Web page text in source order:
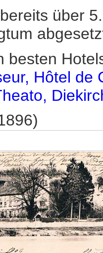
über
besten
Hôtel de